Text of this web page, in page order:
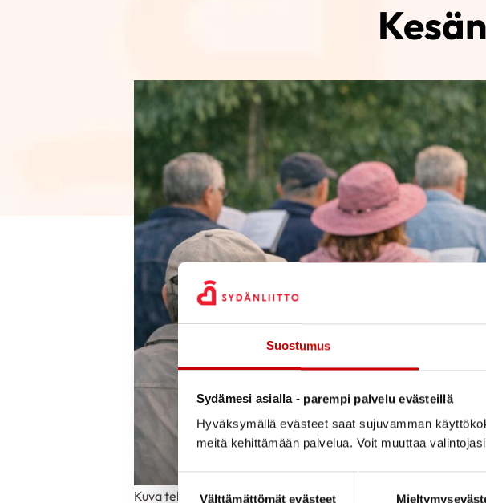
Suostumus
Sydämesi asialla - parempi palvelu evästeillä
Hyväksymällä evästeet saat sujuvamman
meitä kehittämään palvelua. Voit muuttaa
Välttämättömät evästeet
Kuva tehty tekoälyllä